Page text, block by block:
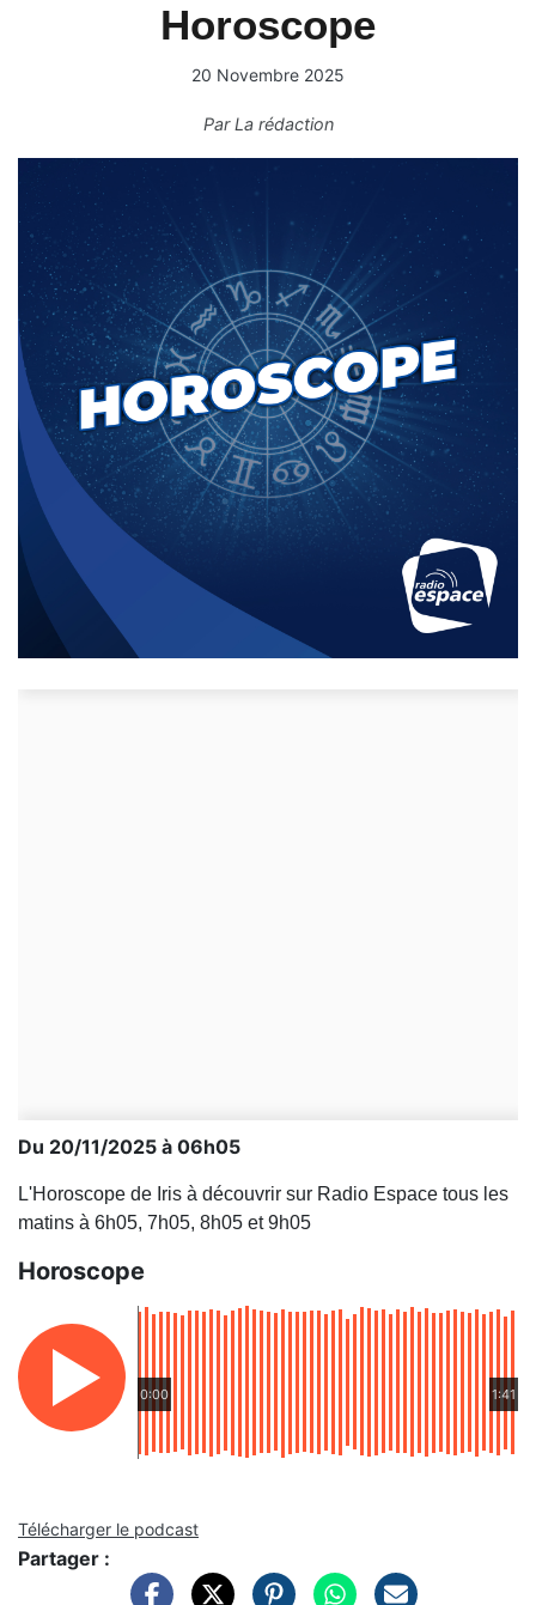
Horoscope
20 Novembre 2025
ParLa rédaction
Du 20/11/2025 à 06h05
L'Horoscope de Iris à découvrir sur Radio Espace tous les
matins à 6h05, 7h05, 8h05 et 9h05
Horoscope
0:00 1:41
Télécharger le podcast
Partager :